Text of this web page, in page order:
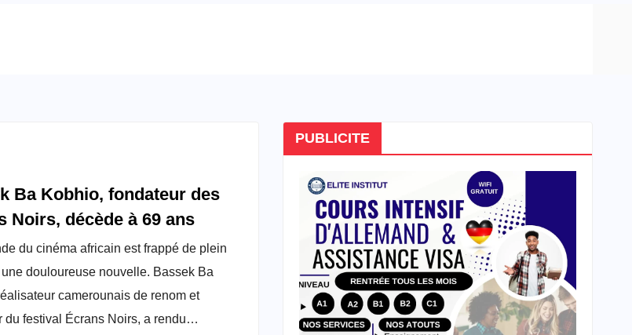
Ba Kobhio, fondateur des
Noirs, décède à 69 ans
du cinéma africain est frappé de plein
douloureuse nouvelle. Bassek Ba
camerounais de renom et
du festival Écrans Noirs, a rendu…
PUBLICITE